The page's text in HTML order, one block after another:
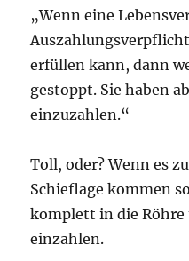
„Wenn eine
erfüllen kann, dann
gestoppt. Sie haben
einzuzahlen.“
Toll, oder? Wenn es
Schieflage kommen
komplett in die Röhre
einzahlen.